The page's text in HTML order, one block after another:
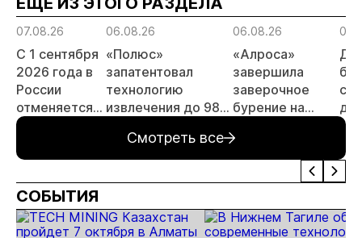
07.08.26
С 1 сентября
2026 года в
России
отменяется
заявительный
россыпи:
отраслевые
риски и
прогнозы для
МСБ
06.08.26
«Полюс»
запатентовал
технологию
извлечения до 98%
металлургического
шлака
06.08.26
«Алроса»
завершила
заверочное
бурение на
месторождении
Дегдекан
Смотреть все
СОБЫТИЯ